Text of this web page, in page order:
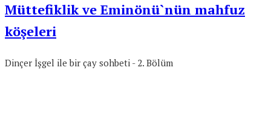
Müttefiklik ve Eminönü`nün mahfuz
köşeleri
Dinçer İşgel ile bir çay sohbeti - 2. Bölüm